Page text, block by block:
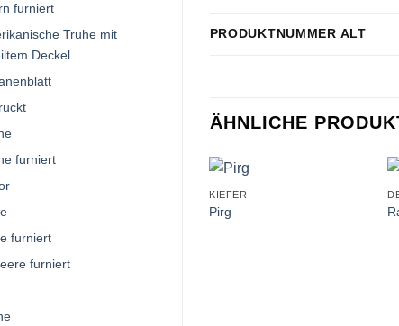
furniert
Truhe mit
Deckel
furniert
furniert
furniert
PRODUKTNUMMER ALT
ÄHNLICHE
+
KIEFER
Pirg